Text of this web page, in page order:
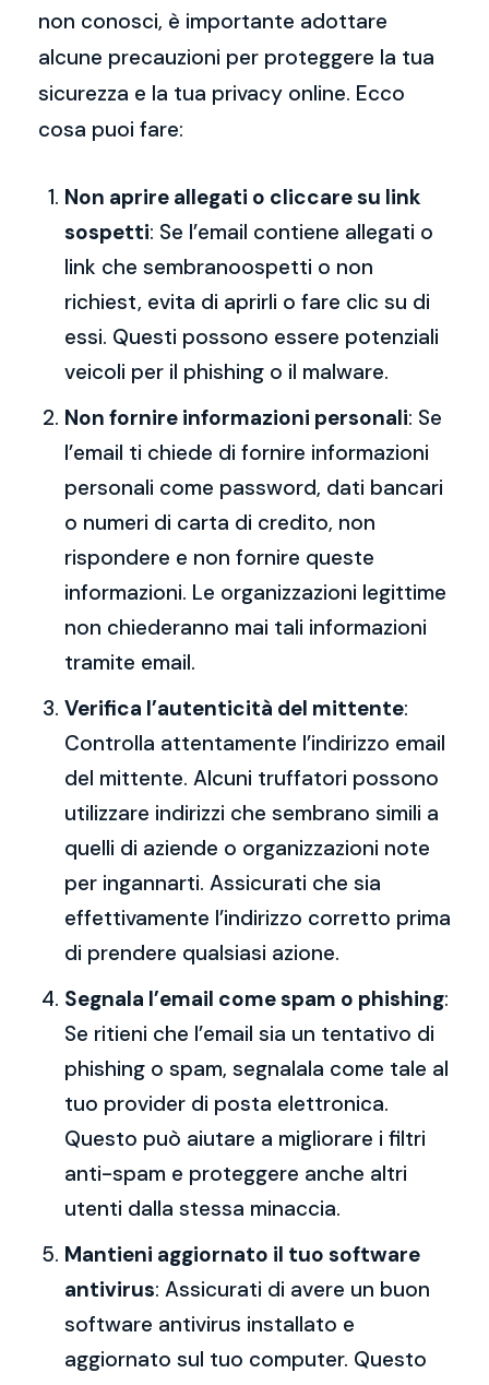
non conosci, è importante adottare
alcune precauzioni per proteggere la tua
sicurezza e la tua privacy online. Ecco
cosa puoi fare:
Non aprire allegati o cliccare su link
sospetti: Se l’email contiene allegati o
link che sembranoospetti o non
richiest, evita di aprirli o fare clic su di
essi. Questi possono essere potenziali
veicoli per il phishing o il malware.
Non fornire informazioni personali: Se
l’email ti chiede di fornire informazioni
personali come password, dati bancari
o numeri di carta di credito, non
rispondere e non fornire queste
informazioni. Le organizzazioni legittime
non chiederanno mai tali informazioni
tramite email.
Verifica l’autenticità del mittente:
Controlla attentamente l’indirizzo email
del mittente. Alcuni truffatori possono
utilizzare indirizzi che sembrano simili a
quelli di aziende o organizzazioni note
per ingannarti. Assicurati che sia
effettivamente l’indirizzo corretto prima
di prendere qualsiasi azione.
Segnala l’email come spam o phishing:
Se ritieni che l’email sia un tentativo di
phishing o spam, segnalala come tale al
tuo provider di posta elettronica.
Questo può aiutare a migliorare i filtri
anti-spam e proteggere anche altri
utenti dalla stessa minaccia.
Mantieni aggiornato il tuo software
antivirus: Assicurati di avere un buon
software antivirus installato e
aggiornato sul tuo computer. Questo